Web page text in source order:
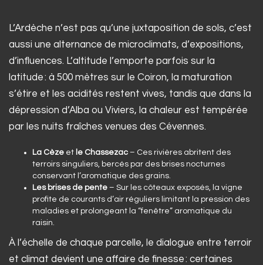
L’Ardèche n’est pas qu’une juxtaposition de sols, c’est
aussi une alternance de microclimats, d’expositions,
d’influences. L’altitude l’emporte parfois sur la
latitude : à 500 mètres sur le Coiron, la maturation
s’étire et les acidités restent vives, tandis que dans la
dépression d’Alba ou Viviers, la chaleur est tempérée
par les nuits fraîches venues des Cévennes.
La Cèze et le Chassezac – Ces rivières abritent des
terroirs singuliers, bercés par des brises nocturnes
conservant l’aromatique des grains.
Les brises de pente – Sur les côteaux exposés, la vigne
profite de courants d’air réguliers limitant la pression des
maladies et prolongeant la “fenêtre” aromatique du
raisin.
À l’échelle de chaque parcelle, le dialogue entre terroir
et climat devient une affaire de finesse : certaines